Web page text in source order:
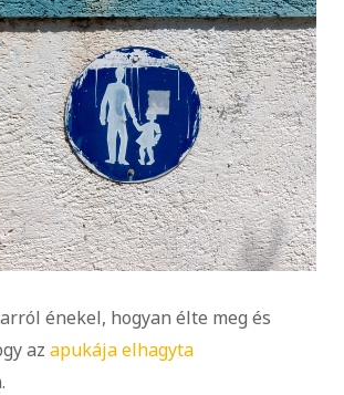
énekel, hogyan élte meg és
az apukája elhagyta